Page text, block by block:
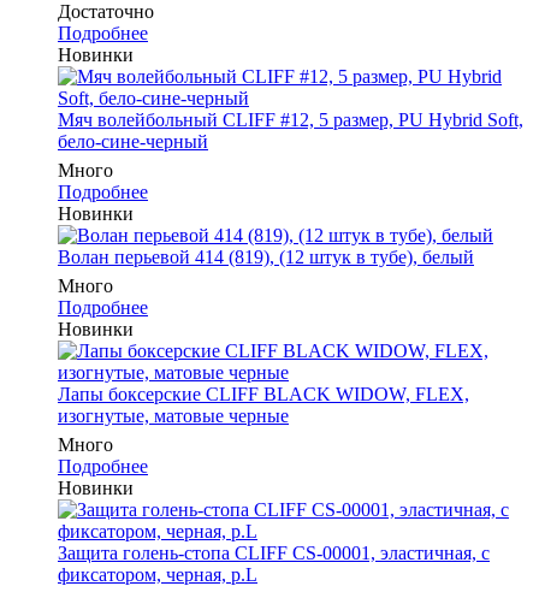
Достаточно
Подробнее
Новинки
Мяч волейбольный CLIFF #12, 5 размер, PU Hybrid Soft,
бело-сине-черный
Много
Подробнее
Новинки
Волан перьевой 414 (819), (12 штук в тубе), белый
Много
Подробнее
Новинки
Лапы боксерские CLIFF BLACK WIDOW, FLEX,
изогнутые, матовые черные
Много
Подробнее
Новинки
Защита голень-стопа CLIFF CS-00001, эластичная, с
фиксатором, черная, р.L